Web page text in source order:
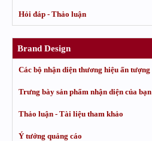
Hỏi đáp - Thảo luận
Brand Design
Các bộ nhận diện thương hiệu ấn tượng
Trưng bày sản phẩm nhận diện của bạn
Thảo luận - Tài liệu tham khảo
Ý tưởng quảng cáo